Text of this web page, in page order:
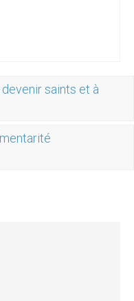
saints et à